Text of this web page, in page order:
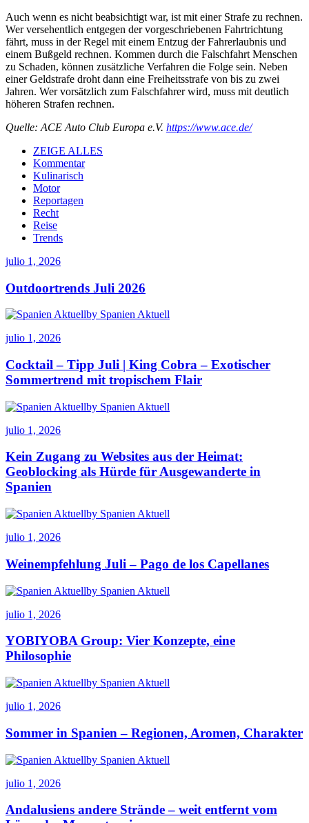
Auch wenn es nicht beabsichtigt war, ist mit einer Strafe zu rechnen.
Wer versehentlich entgegen der vorgeschriebenen Fahrtrichtung
fährt, muss in der Regel mit einem Entzug der Fahrerlaubnis und
einem Bußgeld rechnen. Kommen durch die Falschfahrt Menschen
zu Schaden, können zusätzliche Verfahren die Folge sein. Neben
einer Geldstrafe droht dann eine Freiheitsstrafe von bis zu zwei
Jahren. Wer vorsätzlich zum Falschfahrer wird, muss mit deutlich
höheren Strafen rechnen.
Quelle: ACE Auto Club Europa e.V. https://www.ace.de/
ZEIGE ALLES
Kommentar
Kulinarisch
Motor
Reportagen
Recht
Reise
Trends
julio 1, 2026
Outdoortrends Juli 2026
by Spanien Aktuell
julio 1, 2026
Cocktail – Tipp Juli | King Cobra – Exotischer
Sommertrend mit tropischem Flair
by Spanien Aktuell
julio 1, 2026
Kein Zugang zu Websites aus der Heimat:
Geoblocking als Hürde für Ausgewanderte in
Spanien
by Spanien Aktuell
julio 1, 2026
Weinempfehlung Juli – Pago de los Capellanes
by Spanien Aktuell
julio 1, 2026
YOBIYOBA Group: Vier Konzepte, eine
Philosophie
by Spanien Aktuell
julio 1, 2026
Sommer in Spanien – Regionen, Aromen, Charakter
by Spanien Aktuell
julio 1, 2026
Andalusiens andere Strände – weit entfernt vom